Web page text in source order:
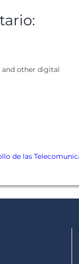
other digital
de las